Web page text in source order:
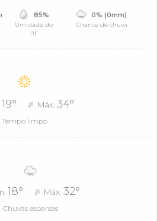
85%
Umidade do
ar
0% (0mm)
Chance de chuva
19° Máx. 34°
Tempo limpo
18° Máx.32°
Chuvas esparsas